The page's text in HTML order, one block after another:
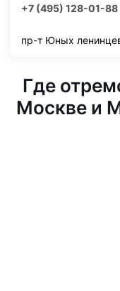
+7 (495) 128-01-88
пр-т Юных
Где
Москве и